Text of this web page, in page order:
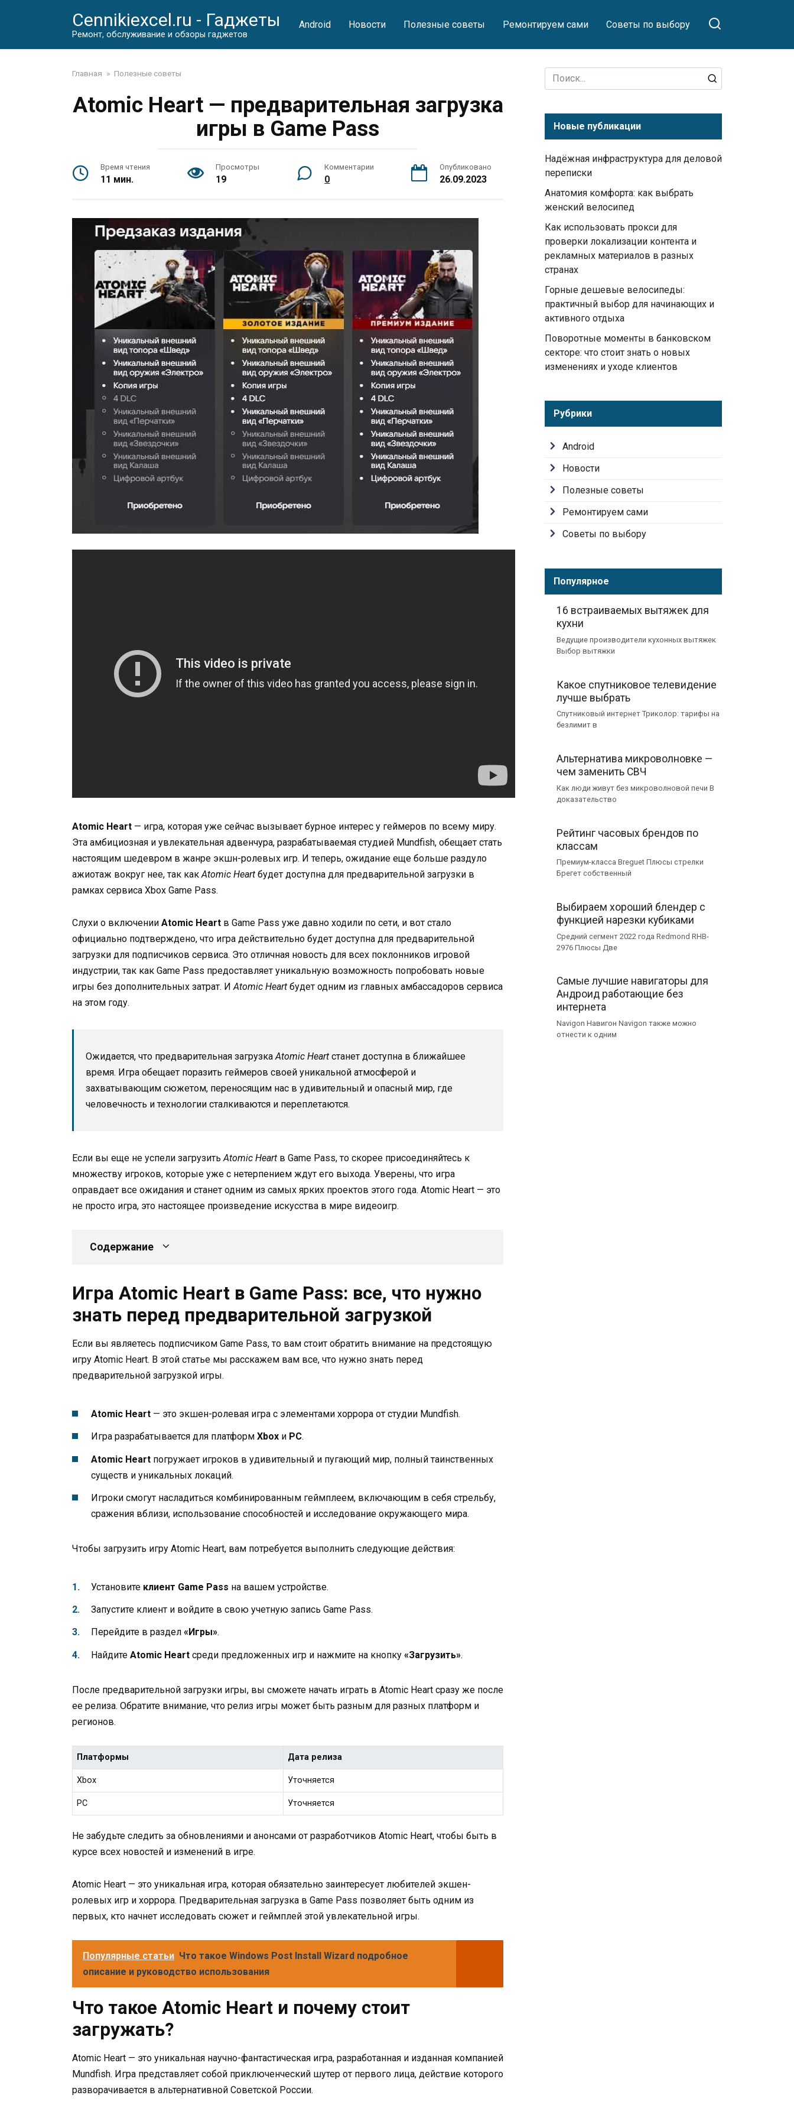
Cennikiexcel.ru - Гаджеты
Ремонт, обслуживание и обзоры гаджетов
Android Новости Полезные советы Ремонтируем сами Советы по выбору
Главная » Полезные советы
Atomic Heart — предварительная загрузка
игры в Game Pass
Время чтения
11 мин.
Просмотры
19
Комментарии
0
Опубликовано
26.09.2023
Atomic Heart — игра, которая уже сейчас вызывает бурное интерес у геймеров по всему миру.
Эта амбициозная и увлекательная адвенчура, разрабатываемая студией Mundfish, обещает стать
настоящим шедевром в жанре экшн-ролевых игр. И теперь, ожидание еще больше раздуло
ажиотаж вокруг нее, так какAtomic Heart будет доступна для предварительной загрузки в
рамках сервиса Xbox Game Pass.
Слухи о включении Atomic Heart в Game Pass уже давно ходили по сети, и вот стало
официально подтверждено, что игра действительно будет доступна для предварительной
загрузки для подписчиков сервиса. Это отличная новость для всех поклонников игровой
индустрии, так как Game Pass предоставляет уникальную возможность попробовать новые
игры без дополнительных затрат. И Atomic Heart будет одним из главных амбассадоров сервиса
на этом году.
Ожидается, что предварительная загрузка Atomic Heart станет доступна в ближайшее
время. Игра обещает поразить геймеров своей уникальной атмосферой и
захватывающим сюжетом, переносящим нас в удивительный и опасный мир, где
человечность и технологии сталкиваются и переплетаются.
Если вы еще не успели загрузить Atomic Heart в Game Pass, то скорее присоединяйтесь к
множеству игроков, которые уже с нетерпением ждут его выхода. Уверены, что игра
оправдает все ожидания и станет одним из самых ярких проектов этого года. Atomic Heart — это
не просто игра, это настоящее произведение искусства в мире видеоигр.
Содержание
Игра Atomic Heart в Game Pass: все, что нужно
знать перед предварительной загрузкой
Если вы являетесь подписчиком Game Pass, то вам стоит обратить внимание на предстоящую
игру Atomic Heart. В этой статье мы расскажем вам все, что нужно знать перед
предварительной загрузкой игры.
Atomic Heart — это экшен-ролевая игра с элементами хоррора от студии Mundfish.
Игра разрабатывается для платформ Xbox и PC.
Atomic Heart погружает игроков в удивительный и пугающий мир, полный таинственных
существ и уникальных локаций.
Игроки смогут насладиться комбинированным геймплеем, включающим в себя стрельбу,
сражения вблизи, использование способностей и исследование окружающего мира.
Чтобы загрузить игру Atomic Heart, вам потребуется выполнить следующие действия:
Установите клиент Game Pass на вашем устройстве.
Запустите клиент и войдите в свою учетную запись Game Pass.
Перейдите в раздел «Игры».
Найдите Atomic Heart среди предложенных игр и нажмите на кнопку «Загрузить».
После предварительной загрузки игры, вы сможете начать играть в Atomic Heart сразу же после
ее релиза. Обратите внимание, что релиз игры может быть разным для разных платформ и
регионов.
Платформы Дата релиза
Xbox Уточняется
PC Уточняется
Не забудьте следить за обновлениями и анонсами от разработчиков Atomic Heart, чтобы быть в
курсе всех новостей и изменений в игре.
Atomic Heart — это уникальная игра, которая обязательно заинтересует любителей экшен-
ролевых игр и хоррора. Предварительная загрузка в Game Pass позволяет быть одним из
первых, кто начнет исследовать сюжет и геймплей этой увлекательной игры.
Популярные статьи Что такое Windows Post Install Wizard подробное
описание и руководство использования
Что такое Atomic Heart и почему стоит
загружать?
Atomic Heart — это уникальная научно-фантастическая игра, разработанная и изданная компанией
Mundfish. Игра представляет собой приключенческий шутер от первого лица, действие которого
разворачивается в альтернативной Советской России.
Search
for:
Новые публикации
Надёжная инфраструктура для деловой
переписки
Анатомия комфорта: как выбрать
женский велосипед
Как использовать прокси для
проверки локализации контента и
рекламных материалов в разных
странах
Горные дешевые велосипеды:
практичный выбор для начинающих и
активного отдыха
Поворотные моменты в банковском
секторе: что стоит знать о новых
изменениях и уходе клиентов
Рубрики
Android
Новости
Полезные советы
Ремонтируем сами
Советы по выбору
Популярное
16 встраиваемых вытяжек для
кухни
Ведущие производители кухонных вытяжек
Выбор вытяжки
Какое спутниковое телевидение
лучше выбрать
Спутниковый интернет Триколор: тарифы на
безлимит в
Альтернатива микроволновке —
чем заменить СВЧ
Как люди живут без микроволновой печи В
доказательство
Рейтинг часовых брендов по
классам
Премиум-класса Breguet Плюсы стрелки
Брегет собственный
Выбираем хороший блендер с
функцией нарезки кубиками
Средний сегмент 2022 года Redmond RHB-
2976 Плюсы Две
Самые лучшие навигаторы для
Андроид работающие без
интернета
Navigon Навигон Navigon также можно
отнести к одним